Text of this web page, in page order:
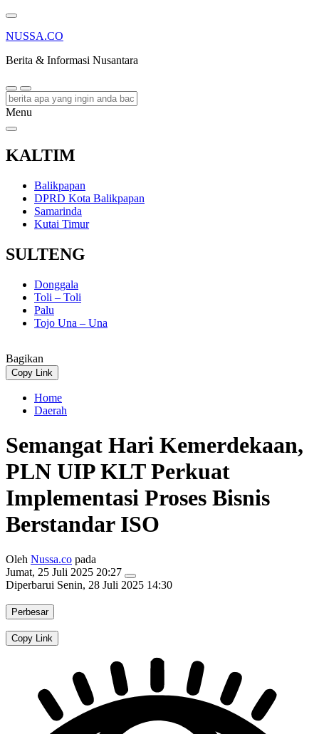
NUSSA.CO
Berita & Informasi Nusantara
Menu
KALTIM
Balikpapan
DPRD Kota Balikpapan
Samarinda
Kutai Timur
SULTENG
Donggala
Toli – Toli
Palu
Tojo Una – Una
Bagikan
Copy Link
Home
Daerah
Semangat Hari Kemerdekaan,
PLN UIP KLT Perkuat
Implementasi Proses Bisnis
Berstandar ISO
Oleh Nussa.co pada
Jumat, 25 Juli 2025 20:27
Diperbarui Senin, 28 Juli 2025 14:30
Perbesar
Copy Link